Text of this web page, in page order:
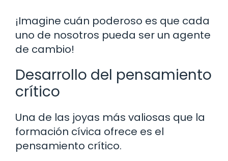
¡Imagine cuán poderoso es que cada
uno de nosotros pueda ser un agente
de cambio!
Desarrollo del pensamiento
crítico
Una de las joyas más valiosas que la
formación cívica ofrece es el
pensamiento crítico.